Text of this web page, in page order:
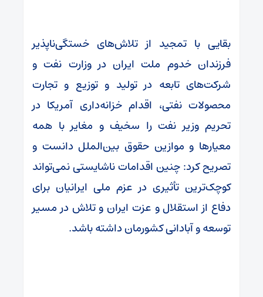
بقایی با تمجید از تلاش‌های خستگی‌ناپذیر
فرزندان خدوم ملت ایران در وزارت نفت و
شرکت‌های تابعه در تولید و توزیع و تجارت
محصولات نفتی، اقدام خزانه‌داری آمریکا در
تحریم وزیر نفت را سخیف و مغایر با همه
معیارها و موازین حقوق بین‌الملل دانست و
تصریح کرد: چنین اقدامات ناشایستی نمی‌تواند
کوچک‌ترین تأثیری در عزم ملی ایرانیان برای
دفاع از استقلال و عزت ایران و تلاش در مسیر
توسعه و آبادانی کشورمان داشته باشد.